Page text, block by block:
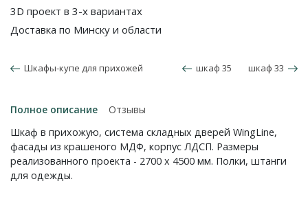
3D проект в 3-х вариантах
Доставка по Минску и области
Шкафы-купе для прихожей шкаф 35 шкаф 33
Полное описание
Отзывы
Шкаф в прихожую, система складных дверей WingLine,
фасады из крашеного МДФ, корпус ЛДСП. Размеры
реализованного проекта - 2700 x 4500 мм. Полки, штанги
для одежды.